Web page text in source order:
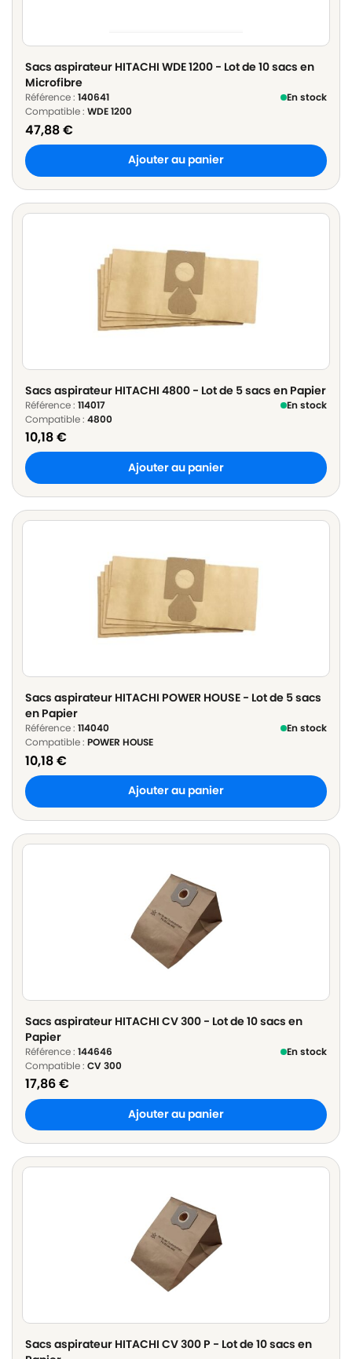
Sacs aspirateur HITACHI WDE 1200 - Lot de 10 sacs en
Microfibre
Référence : 140641
En stock
Compatible : WDE 1200
47,88€
Ajouter au panier
Sacs aspirateur HITACHI 4800 - Lot de 5 sacs en Papier
Référence : 114017
En stock
Compatible : 4800
10,18€
Ajouter au panier
Sacs aspirateur HITACHI POWER HOUSE - Lot de 5 sacs
en Papier
Référence : 114040
En stock
Compatible : POWER HOUSE
10,18€
Ajouter au panier
Sacs aspirateur HITACHI CV 300 - Lot de 10 sacs en
Papier
Référence : 144646
En stock
Compatible : CV 300
17,86€
Ajouter au panier
Sacs aspirateur HITACHI CV 300 P - Lot de 10 sacs en